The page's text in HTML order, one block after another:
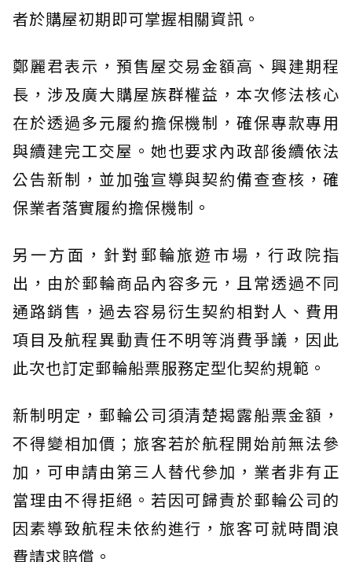
者於購屋初期即可掌握相關資訊。
鄭麗君表示，預售屋交易金額高、興建期程
長，涉及廣大購屋族群權益，本次修法核心
在於透過多元履約擔保機制，確保專款專用
與續建完工交屋。她也要求內政部後續依法
公告新制，並加強宣導與契約備查查核，確
保業者落實履約擔保機制。
另一方面，針對郵輪旅遊市場，行政院指
出，由於郵輪商品內容多元，且常透過不同
通路銷售，過去容易衍生契約相對人、費用
項目及航程異動責任不明等消費爭議，因此
此次也訂定郵輪船票服務定型化契約規範。
新制明定，郵輪公司須清楚揭露船票金額，
不得變相加價；旅客若於航程開始前無法參
加，可申請由第三人替代參加，業者非有正
當理由不得拒絕。若因可歸責於郵輪公司的
因素導致航程未依約進行，旅客可就時間浪
費請求賠償。